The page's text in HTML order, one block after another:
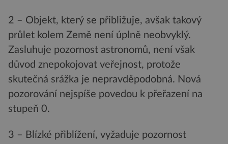
2 – Objekt, který se přibližuje, avšak takový
průlet kolem Země není úplně neobvyklý.
Zasluhuje pozornost astronomů, není však
důvod znepokojovat veřejnost, protože
skutečná srážka je nepravděpodobná. Nová
pozorování nejspíše povedou k přeřazení na
stupeň 0.
3 – Blízké přiblížení, vyžaduje pozornost